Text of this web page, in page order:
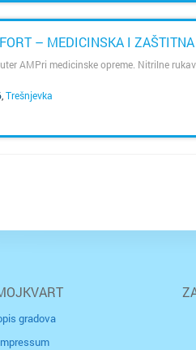
– MEDICINSKA I
AMPri medicinske opreme. Nitrilne
Trešnjevka
gradova